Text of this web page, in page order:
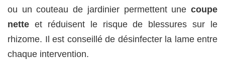
ou un couteau de jardinier permettent une coupe
nette et réduisent le risque de blessures sur le
rhizome. Il est conseillé de désinfecter la lame entre
chaque intervention.